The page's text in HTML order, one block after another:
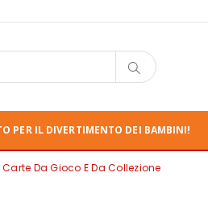
PER IL DIVERTIMENTO DEI BAMBINI!
Carte Da Gioco E Da Collezione